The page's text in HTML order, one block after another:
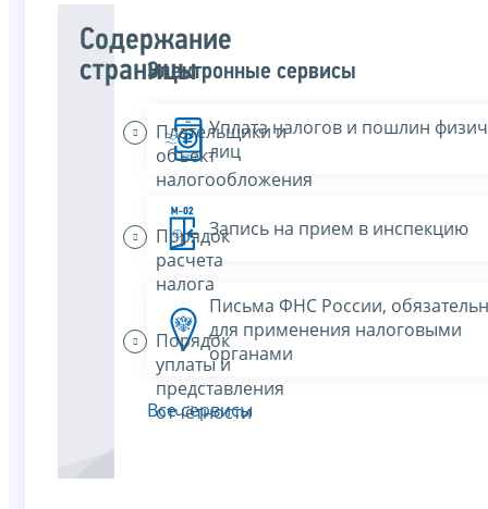
Содержание
страницы
Плательщики и
объект
налогообложения
Порядок
расчета
налога
Порядок
уплаты и
представления
отчётности
Электронные сервисы
Уплата налогов и пошлин
лиц
Запись на прием в инспекцию
Письма ФНС России,
для применения налоговыми
органами
Все сервисы